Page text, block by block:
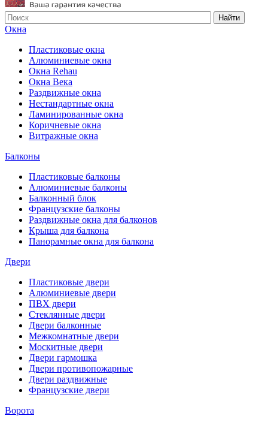
Найти
Окна
Пластиковые окна
Алюминиевые окна
Окна Rehau
Окна Века
Раздвижные окна
Нестандартные окна
Ламинированные окна
Коричневые окна
Витражные окна
Балконы
Пластиковые балконы
Алюминиевые балконы
Балконный блок
Французские балконы
Раздвижные окна для балконов
Крыша для балкона
Панорамные окна для балкона
Двери
Пластиковые двери
Алюминиевые двери
ПВХ двери
Стеклянные двери
Двери балконные
Межкомнатные двери
Москитные двери
Двери гармошка
Двери противопожарные
Двери раздвижные
Французские двери
Ворота